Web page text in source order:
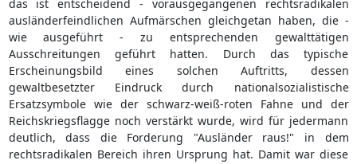
das ist entscheidend - vorausgegangenen rechtsradikalen
ausländerfeindlichen Aufmärschen gleichgetan haben, die -
wie ausgeführt - zu entsprechenden gewalttätigen
Ausschreitungen geführt hatten. Durch das typische
Erscheinungsbild eines solchen Auftritts, dessen
gewaltbesetzter Eindruck durch nationalsozialistische
Ersatzsymbole wie der schwarz-weiß-roten Fahne und der
Reichskriegsflagge noch verstärkt wurde, wird für jedermann
deutlich, dass die Forderung "Ausländer raus!" in dem
rechtsradikalen Bereich ihren Ursprung hat. Damit war diese